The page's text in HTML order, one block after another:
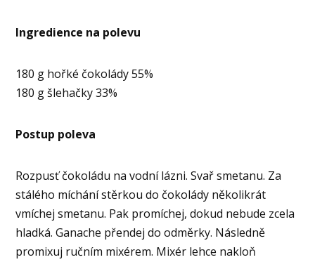
Ingredience na polevu
180 g hořké čokolády 55%
180 g šlehačky 33%
Postup poleva
Rozpusť čokoládu na vodní lázni. Svař smetanu. Za
stálého míchání stěrkou do čokolády několikrát
vmíchej smetanu. Pak promíchej, dokud nebude zcela
hladká. Ganache přendej do odměrky. Následně
promixuj ručním mixérem. Mixér lehce nakloň